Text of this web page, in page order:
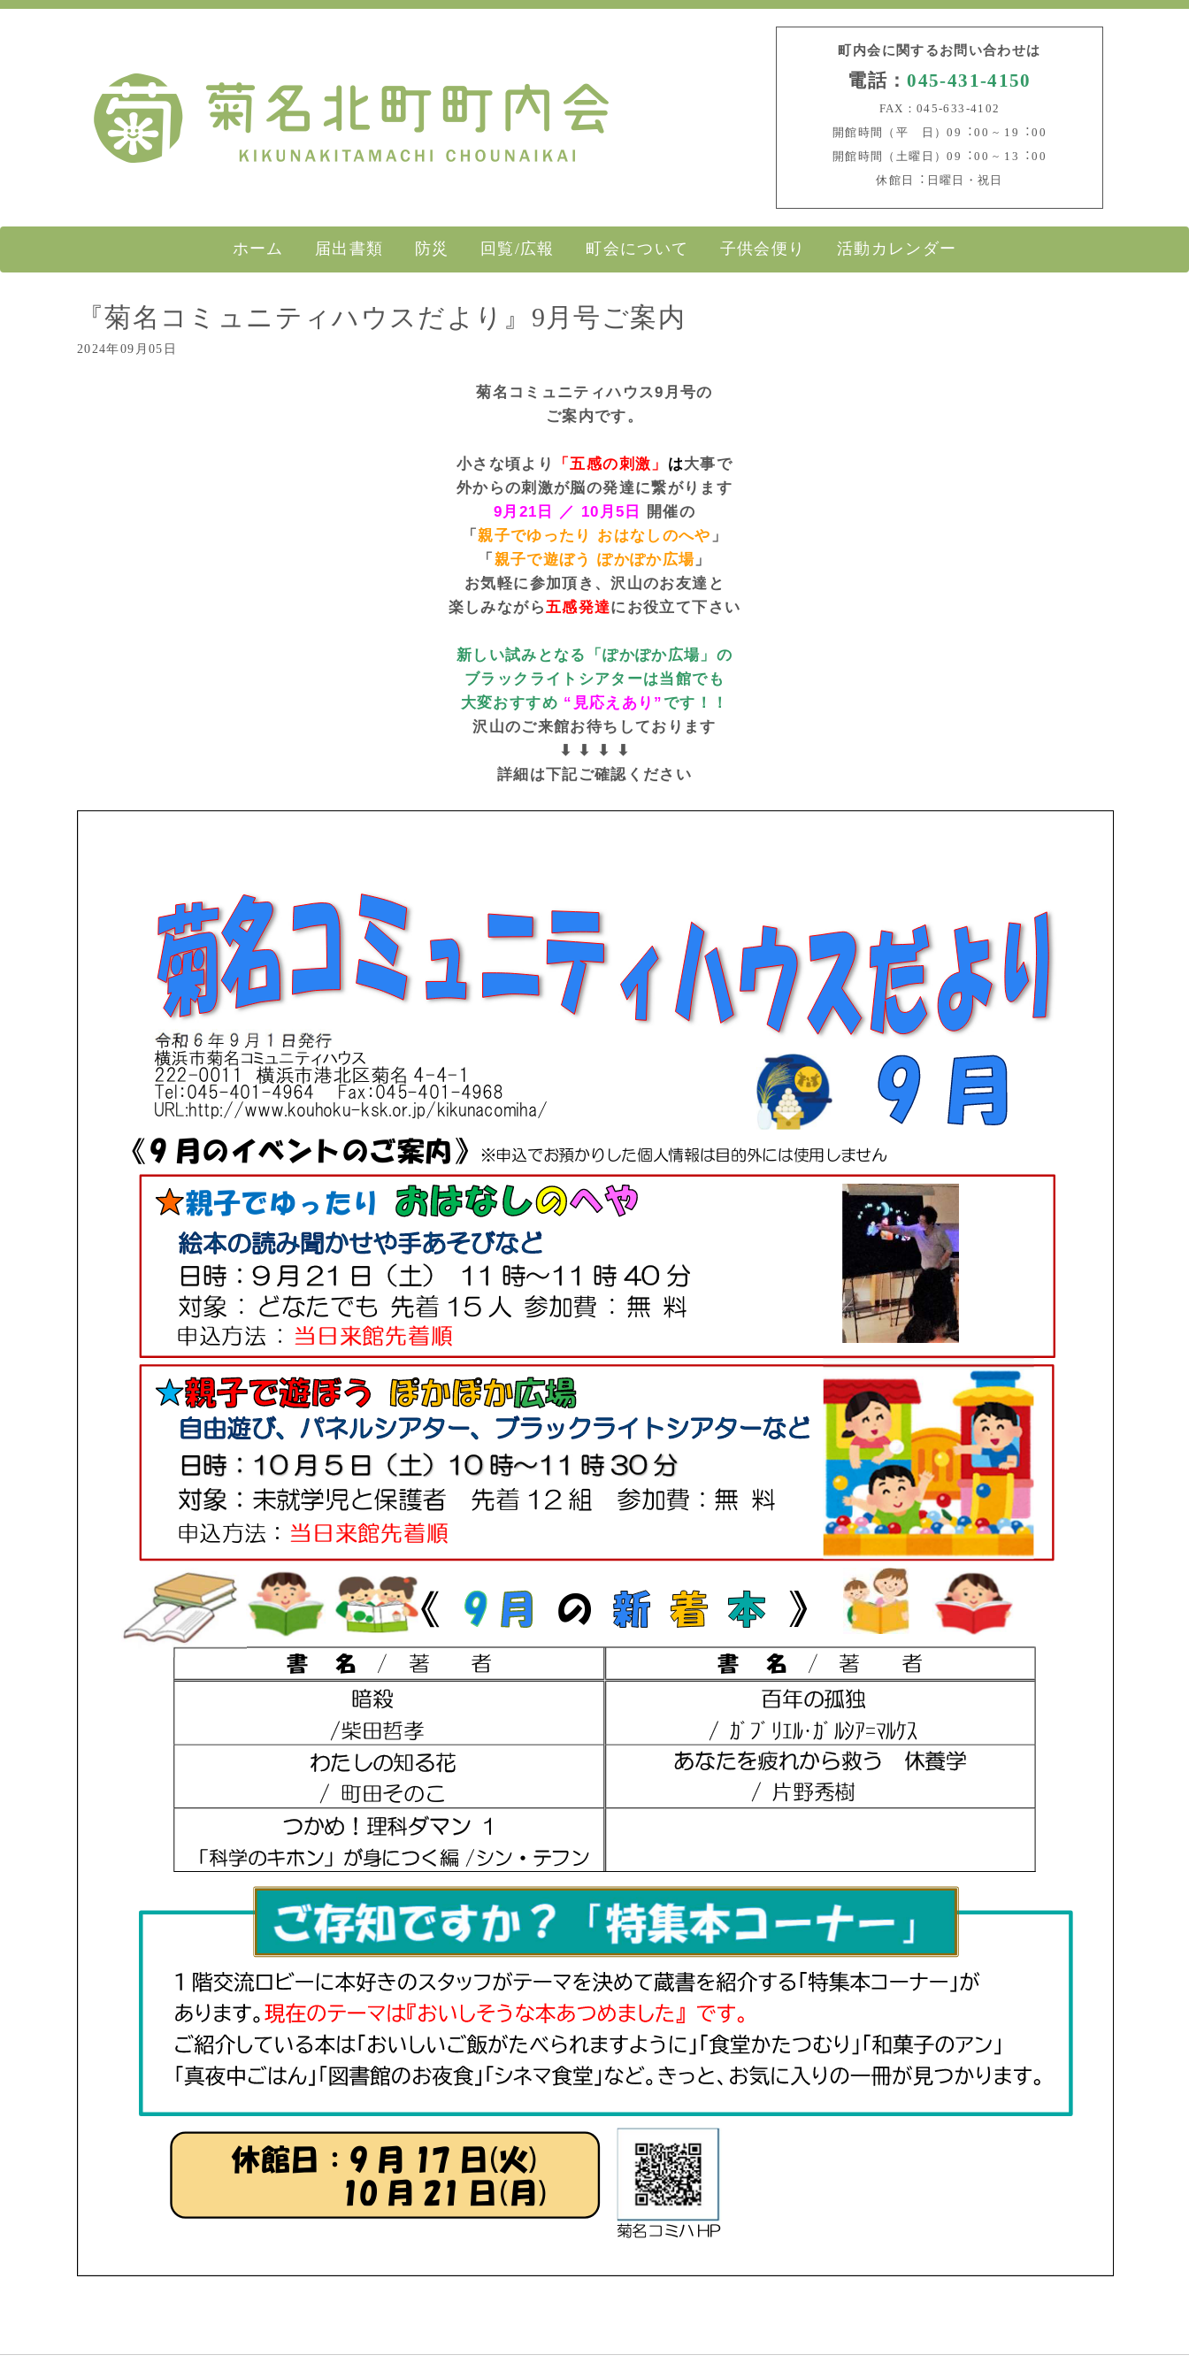
町内会に関するお問い合わせは
電話：045-431-4150
FAX：045-633-4102
開館時間（平 日）09︓00 ~ 19︓00
開館時間（土曜日）09︓00 ~ 13︓00
休館日︓日曜日・祝日
ホーム 届出書類 防災 回覧/広報 町会について 子供会便り 活動カレンダー
『菊名コミュニティハウスだより』9月号ご案内
2024年09月05日
菊名コミュニティハウス9月号の
ご案内です。
小さな頃より 「五感の刺激」 は大事で
外からの刺激が脳の発達に繋がります
9月21日 ／ 10月5日
開催の
「親子でゆったり おはなしのへや 」
「 親子で遊ぼう ぽかぽか広場 」
お気軽に参加頂 き、沢山のお友達と
楽しみながら五感発達にお役立て下さい
新しい試みとなる「ぽかぽか広場」の
ブラックライトシアターは当館でも
大変おすすめ “見応えあり”です！！
沢山のご来館お待ちしております
⬇︎ ⬇︎ ⬇︎ ⬇︎
詳細は下記ご確認ください